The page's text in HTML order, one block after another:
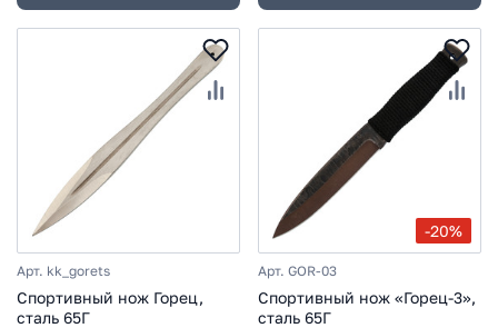
Арт. kk_gorets
Спортивный нож Горец,
сталь 65Г
-20%
Арт. GOR-03
Спортивный нож «Горец-3»,
сталь 65Г